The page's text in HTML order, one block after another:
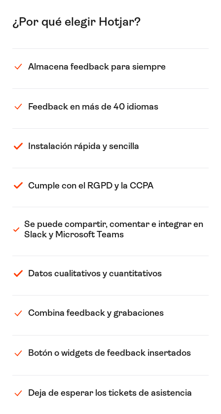
¿Por qué elegir Hotjar?
Almacena feedback para siempre
Feedback en más de 40 idiomas
Instalación rápida y sencilla
Cumple con el RGPD y la CCPA
Se puede compartir, comentar e integrar en
Slack y Microsoft Teams
Datos cualitativos y cuantitativos
Combina feedback y grabaciones
Botón o widgets de feedback insertados
Deja de esperar los tickets de asistencia